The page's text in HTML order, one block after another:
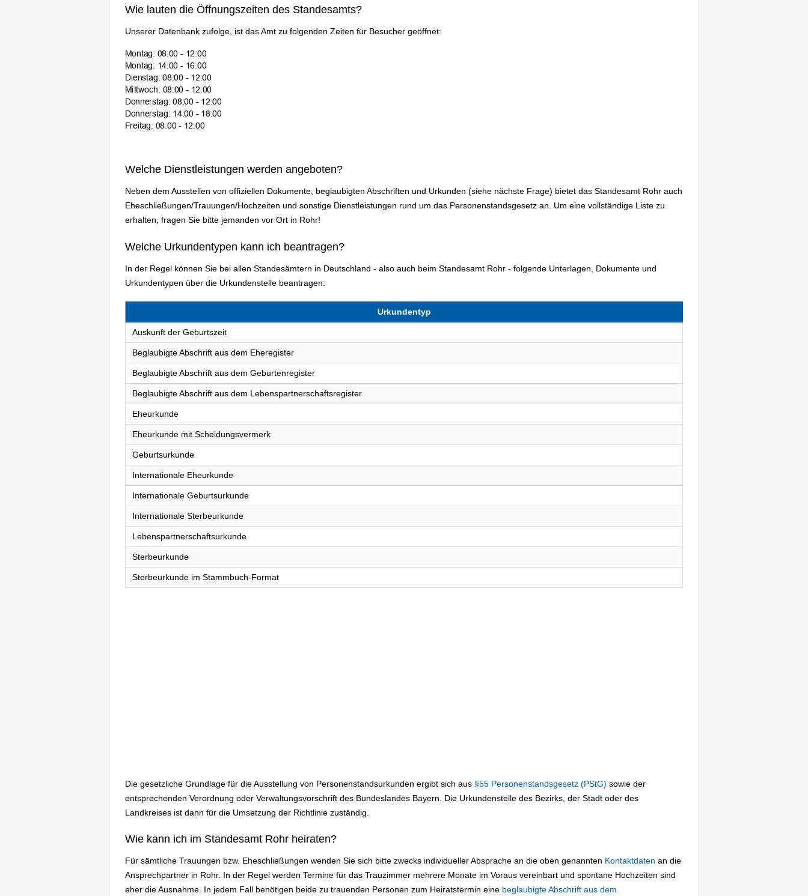
Wie lauten die Öffnungszeiten des Standesamts?
Unserer Datenbank zufolge, ist das Amt zu folgenden Zeiten für Besucher geöffnet:
Welche Dienstleistungen werden angeboten?
Neben dem Ausstellen von offiziellen Dokumente, beglaubigten Abschriften und Urkunden (siehe nächste Frage) bietet das Standesamt Rohr auch
Eheschließungen/Trauungen/Hochzeiten und sonstige Dienstleistungen rund um das Personenstandsgesetz an. Um eine vollständige Liste zu
erhalten, fragen Sie bitte jemanden vor Ort in Rohr!
Welche Urkundentypen kann ich beantragen?
In der Regel können Sie bei allen Standesämtern in Deutschland - also auch beim Standesamt Rohr - folgende Unterlagen, Dokumente und
Urkundentypen über die Urkundenstelle beantragen:
Urkundentyp
Auskunft der Geburtszeit
Beglaubigte Abschrift aus dem Eheregister
Beglaubigte Abschrift aus dem Geburtenregister
Beglaubigte Abschrift aus dem Lebenspartnerschaftsregister
Eheurkunde
Eheurkunde mit Scheidungsvermerk
Geburtsurkunde
Internationale Eheurkunde
Internationale Geburtsurkunde
Internationale Sterbeurkunde
Lebenspartnerschaftsurkunde
Sterbeurkunde
Sterbeurkunde im Stammbuch-Format
Die gesetzliche Grundlage für die Ausstellung von Personenstandsurkunden ergibt sich aus §55 Personenstandsgesetz (PStG) sowie der
entsprechenden Verordnung oder Verwaltungsvorschrift des Bundeslandes Bayern. Die Urkundenstelle des Bezirks, der Stadt oder des
Landkreises ist dann für die Umsetzung der Richtlinie zuständig.
Wie kann ich im Standesamt Rohr heiraten?
Für sämtliche Trauungen bzw. Eheschließungen wenden Sie sich bitte zwecks individueller Absprache an die oben genannten Kontaktdaten an die
Ansprechpartner in Rohr. In der Regel werden Termine für das Trauzimmer mehrere Monate im Voraus vereinbart und spontane Hochzeiten sind
eher die Ausnahme. In jedem Fall benötigen beide zu trauenden Personen zum Heiratstermin eine beglaubigte Abschrift aus dem